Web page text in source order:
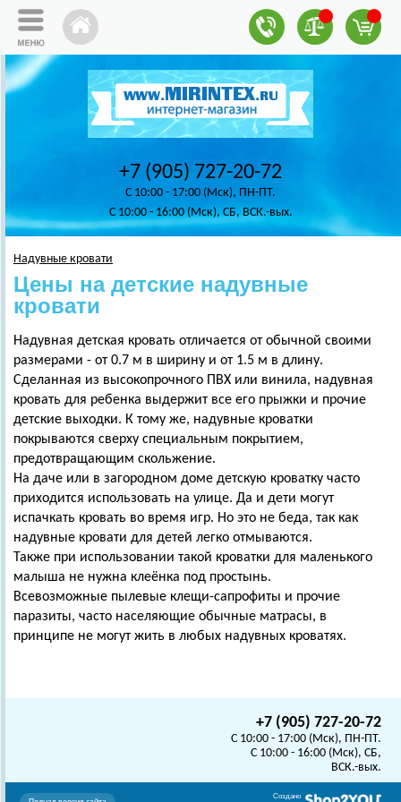
+7 (905) 727-20-72
C 10:00 - 17:00 (Мск), ПН-ПТ.
C 10:00 - 16:00 (Мск), СБ, ВСК.-вых.
Надувные кровати
Цены на детские надувные
кровати
Надувная детская кровать отличается от обычной своими
размерами - от 0.7 м в ширину и от 1.5 м в длину.
Сделанная из высокопрочного ПВХ или винила, надувная
кровать для ребенка выдержит все его прыжки и прочие
детские выходки. К тому же, надувные кроватки
покрываются сверху специальным покрытием,
предотвращающим скольжение.
На даче или в загородном доме детскую кроватку часто
приходится использовать на улице. Да и дети могут
испачкать кровать во время игр. Но это не беда, так как
надувные кровати для детей легко отмываются.
Также при использовании такой кроватки для маленького
малыша не нужна клеёнка под простынь.
Всевозможные пылевые клещи-сапрофиты и прочие
паразиты, часто населяющие обычные матрасы, в
принципе не могут жить в любых надувных кроватях.
+7 (905) 727-20-72
C 10:00 - 17:00 (Мск), ПН-ПТ.
C 10:00 - 16:00 (Мск), СБ,
ВСК.-вых.
Создано